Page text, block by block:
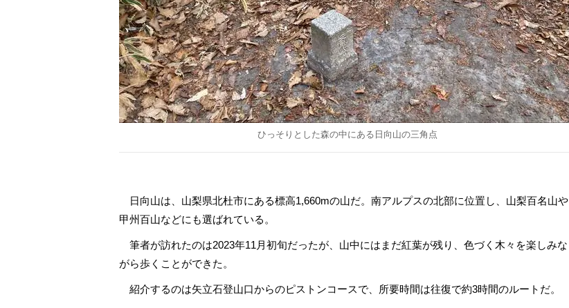
ひっそりとした森の中にある日向山の三角点
日向山は、山梨県北杜市にある標高1,660mの山だ。南アルプスの北部に位置し、山梨百名山や
甲州百山などにも選ばれている。
筆者が訪れたのは2023年11月初旬だったが、山中にはまだ紅葉が残り、色づく木々を楽しみな
がら歩くことができた。
紹介するのは矢立石登山口からのピストンコースで、所要時間は往復で約3時間のルートだ。